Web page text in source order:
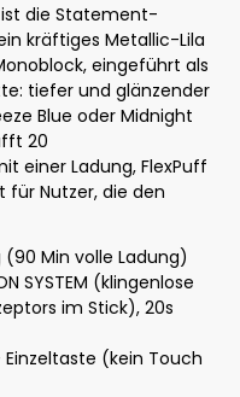
ist die Statement-
kräftiges Metallic-Lila
eingeführt als
tiefer und glänzender
Blue oder Midnight
20
einer Ladung, FlexPuff
für Nutzer, die den
Min volle Ladung)
SYSTEM (klingenlose
im Stick), 20s
(kein Touch